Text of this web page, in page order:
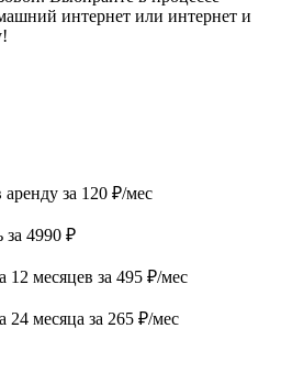
интернет или интернет и
за 120 ₽/мес
за 4990 ₽
12 месяцев за 495 ₽/мес
24 месяца за 265 ₽/мес